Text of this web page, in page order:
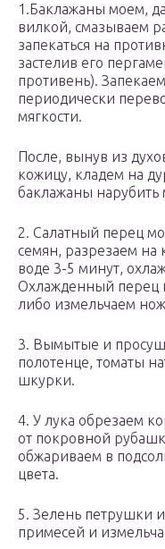
1.Баклажаны моем,
вилкой, смазываем
запекаться на
застелив его
противень).
периодически
мягкости.
После, вынув из
кожицу, кладем на
баклажаны
2. Салатный перец
семян, разрезаем
воде 3-5 минут,
Охлажденный перец
либо измельчаем
3. Вымытые и
полотенце, томаты
шкурки.
4. У лука обрезаем
от покровной
обжариваем в
цвета.
5. Зелень петрушки
примесей и